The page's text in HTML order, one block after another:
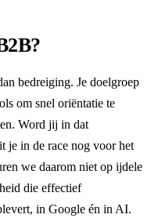
bedreiging. Je doelgroep
om snel oriëntatie te
Word jij in dat
je in de race nog voor het
we daarom niet op ijdele
die effectief
in Google én in AI.